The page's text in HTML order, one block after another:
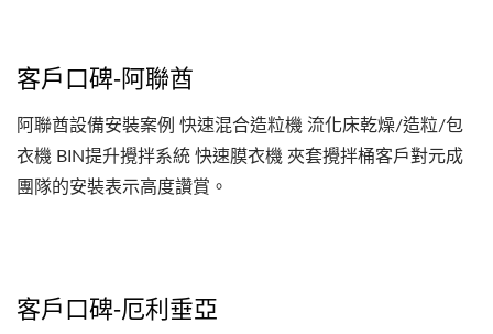
客戶口碑-阿聯酋
阿聯酋設備安裝案例 快速混合造粒機 流化床乾燥/造粒/包
衣機 BIN提升攪拌系統 快速膜衣機 夾套攪拌桶客戶對元成
團隊的安裝表示高度讚賞。
客戶口碑-厄利垂亞